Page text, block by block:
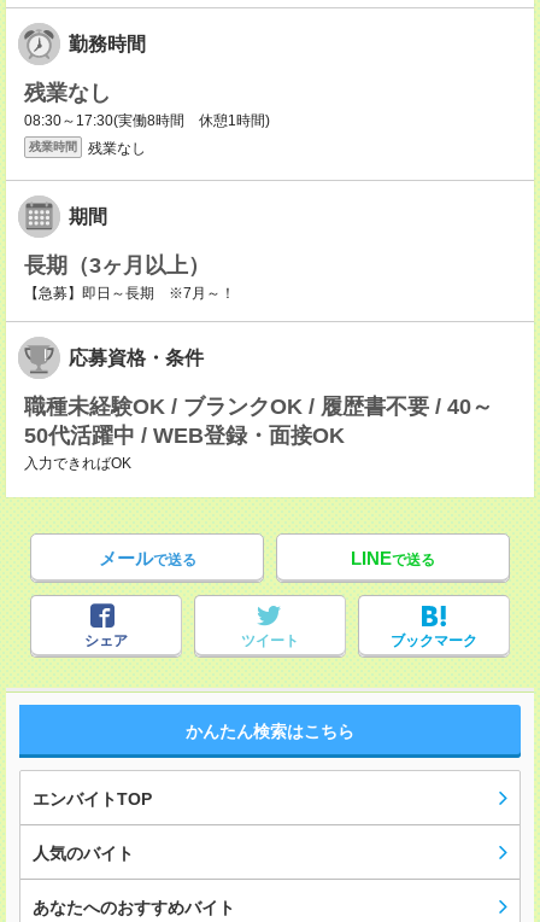
勤務時間
残業なし
08:30～17:30(実働8時間 休憩1時間)
残業時間 残業なし
期間
長期（3ヶ月以上）
【急募】即日～長期 ※7月～！
応募資格・条件
職種未経験OK / ブランクOK / 履歴書不要 / 40～
50代活躍中 / WEB登録・面接OK
入力できればOK
メールで送る LINEで送る
シェア ツイート ブックマーク
かんたん検索はこちら
エンバイトTOP
人気のバイト
あなたへのおすすめバイト